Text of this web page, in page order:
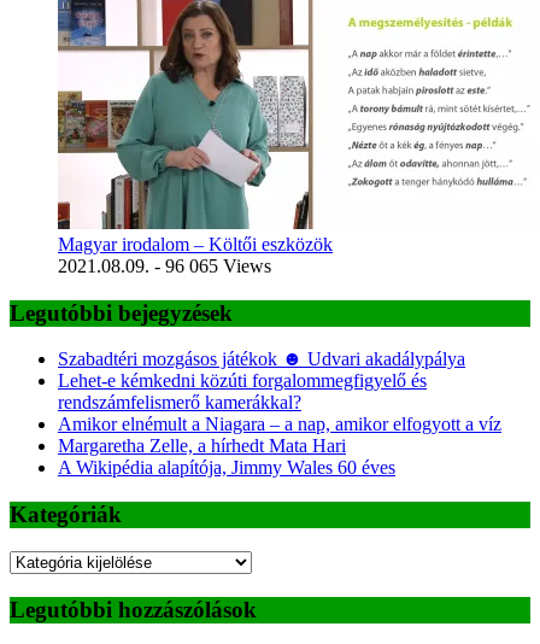
Magyar irodalom – Költői eszközök
2021.08.09. - 96 065 Views
Legutóbbi bejegyzések
Szabadtéri mozgásos játékok ☻ Udvari akadálypálya
Lehet-e kémkedni közúti forgalommegfigyelő és
rendszámfelismerő kamerákkal?
Amikor elnémult a Niagara – a nap, amikor elfogyott a víz
Margaretha Zelle, a hírhedt Mata Hari
A Wikipédia alapítója, Jimmy Wales 60 éves
Kategóriák
Kategóriák
Legutóbbi hozzászólások